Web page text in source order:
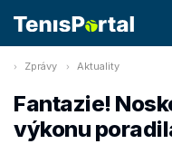
Zprávy Aktuality
Fantazie!
výkonu